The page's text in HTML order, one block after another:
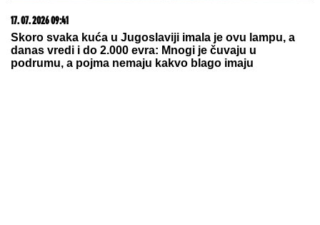
ODVAJA OD SINA!Anastasija
objavila snimak sa mora: Ponosni
tata gura kolica dok Ilijan spava,